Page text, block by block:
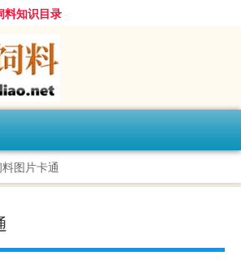
料知识目录
图片卡通